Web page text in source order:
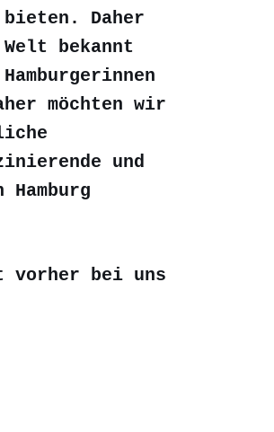
bieten. Daher
bekannt
möchten wir
und
vorher bei uns